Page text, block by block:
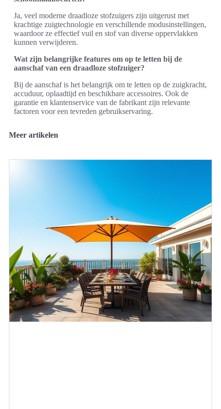
Ja, veel moderne draadloze stofzuigers zijn uitgerust met
krachtige zuigtechnologie en verschillende modusinstellingen,
waardoor ze effectief vuil en stof van diverse oppervlakken
kunnen verwijderen.
Wat zijn belangrijke features om op te letten bij de
aanschaf van een draadloze stofzuiger?
Bij de aanschaf is het belangrijk om te letten op de zuigkracht,
accuduur, oplaadtijd en beschikbare accessoires. Ook de
garantie en klantenservice van de fabrikant zijn relevante
factoren voor een tevreden gebruikservaring.
Meer artikelen